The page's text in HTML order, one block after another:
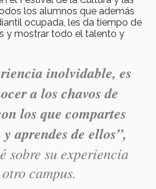
los alumnos que además
ocupada, les da tiempo de
y mostrar todo el talento y
inolvidable, es
a los chavos de
los que compartes
aprendes de ellos”,
sobre su experiencia
campus.